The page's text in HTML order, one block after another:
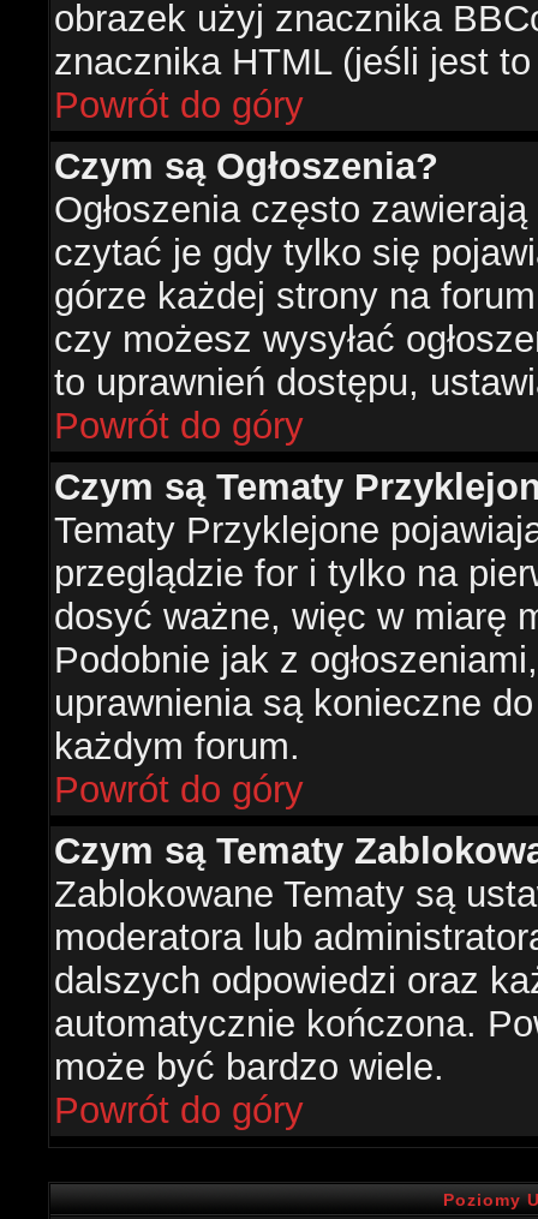
obrazek użyj znacznika
znacznika HTML (jeśli jest
Powrót do góry
Czym są Ogłoszenia?
Ogłoszenia często
czytać je gdy tylko się
górze każdej strony na
czy możesz wysyłać
to uprawnień dostępu,
Powrót do góry
Czym są Tematy
Tematy Przyklejone
przeglądzie for i tylko na
dosyć ważne, więc w miarę
Podobnie jak z
uprawnienia są konieczne
każdym forum.
Powrót do góry
Czym są Tematy
Zablokowane Tematy są
moderatora lub
dalszych odpowiedzi oraz
automatycznie kończona.
może być bardzo wiele.
Powrót do góry
Poziomy